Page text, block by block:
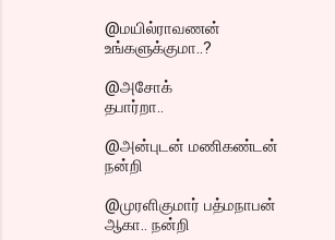
@மயில்ராவணன்
உங்களுக்குமா..?
@அசோக்
தபார்றா..
@அன்புடன் மணிகண்டன்
நன்றி
@முரளிகுமார் பத்மநாபன்
ஆகா.. நன்றி